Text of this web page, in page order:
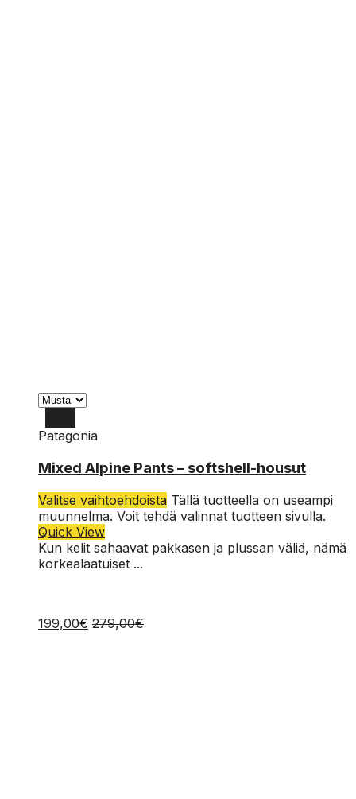
M
Patagonia
Mixed Alpine Pants – softshell-housut
Valitse vaihtoehdoista Tällä tuotteella on useampi
muunnelma. Voit tehdä valinnat tuotteen sivulla.
Quick View
Kun kelit sahaavat pakkasen ja plussan väliä, nämä
korkealaatuiset ...
199,00€ 279,00€